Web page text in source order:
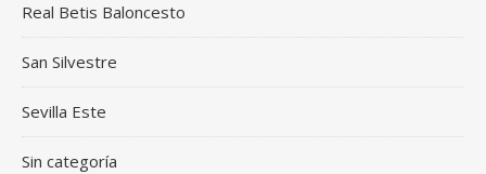
Real Betis Baloncesto
San Silvestre
Sevilla Este
Sin categoría